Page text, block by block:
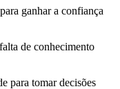
ganhar a confiança
de conhecimento
para tomar decisões